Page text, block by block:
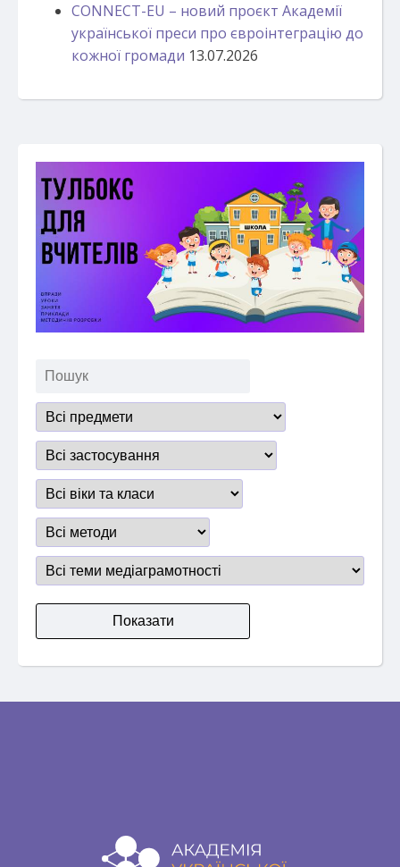
CONNECT-EU – новий проєкт Академії
української преси про євроінтеграцію до
кожної громади 13.07.2026